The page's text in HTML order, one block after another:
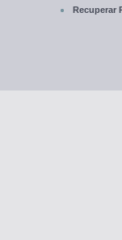
Recuperar